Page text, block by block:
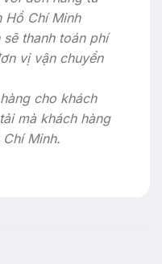
Chí Minh
thanh toán phí
vị vận chuyển
cho khách
mà khách hàng
Minh.